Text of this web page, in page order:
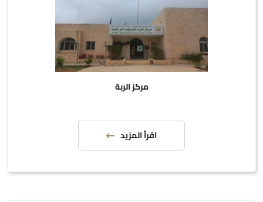
مركز الربة
اقرأ المزيد